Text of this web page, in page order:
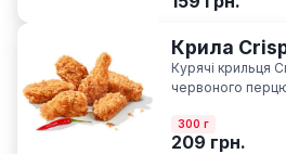
Крила
Курячі крильця
червоного
300 г
209 грн.